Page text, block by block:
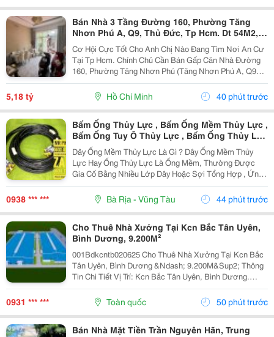
Bán Nhà 3 Tầng Đường 160, Phường Tăng
Nhơn Phú A, Q9, Thủ Đức, Tp Hcm. Dt 54M2,
Sổ Hồng Riêng. Giá 5,18 Tỷ
Cơ Hội Cực Tốt Cho Anh Chị Nào Đang Tìm Nơi An Cư
Tại Tp Hcm. Chính Chủ Cần Bán Gấp Căn Nhà Đường
160, Phường Tăng Nhơn Phú (Tăng Nhơn Phú A, Q9
Cũ). Vị Trí Nhà Nằm Trong Khu Dân Cư Ổn Định, Giao
Thông Thuận Tiện Chỉ Vài Bước Là Ra Lã Xuân Oai,
5,18 tỷ Hồ Chí Minh 40 phút trước
Bấm Ống Thủy Lực , Bấm Ống Mềm Thủy Lực ,
Bấm Ống Tuy Ô Thủy Lực , Bấm Ống Thủy Lực
Bọc Lưới , Bấm Ống Thủy Lực Koman , Bấm
Ống Thủy Lực Italy , Bấm Ống Thủy Lực 1Sn ,
Bấm Ống Thủy Lực 2Sn , Bấm Ống Thủy Lực
4Sn
Dây Ống Mềm Thủy Lực Là Gì ? Dây Ống Mềm Thủy
Lực Hay Ống Thủy Lực Là Ống Mềm, Thường Được
Gia Cố Bằng Nhiều Lớp Dây Hoặc Sợi Tổng Hợp , Ứng
Dụng Để Vận Chuyển Chất Lỏng Thủy Lực Trong Hệ
Thống Thủy Lực. Những Ống Này Rất Cần Thiết Để
Truyền Lực...
0938 *** *** Bà Rịa - Vũng Tàu 44 phút trước
Cho Thuê Nhà Xưởng Tại Kcn Bắc Tân Uyên,
Bình Dương, 9.200M²
001Bdkcntb020625 Cho Thuê Nhà Xưởng Tại Kcn Bắc
Tân Uyên, Bình Dương &Ndash; 9.200M&Sup2; Thông
Tin Chi Tiết Vị Trí: Kcn Bắc Tân Uyên, Bình Dương.
Tổng Diện Tích Khuôn Viên: 15.000M&Sup2; Diện Tích
Sử Dụng Tổng Diện Tích Xây Dựng: 9.200M&Sup2;...
0931 *** *** Toàn quốc 50 phút trước
Bán Nhà Mặt Tiền Trần Nguyên Hãn, Trung